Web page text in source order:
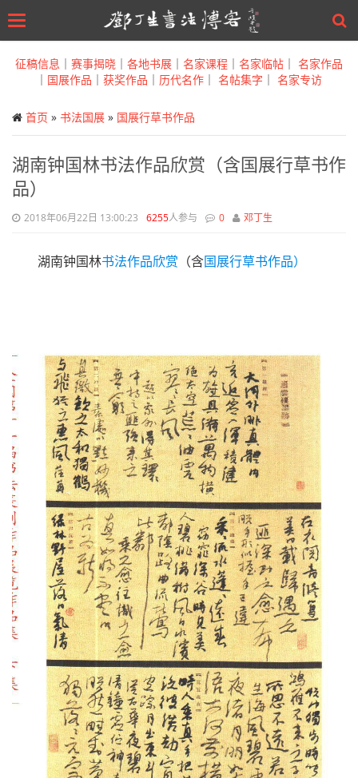
to
Toggle
征稿信息 ｜ 赛事揭晓 ｜ 各地书展 ｜ 名家课程 ｜ 名家临帖 ｜ 名家作品
｜ 国展作品 ｜ 获奖作品 ｜ 历代名作 ｜ 名帖集字 ｜ 名家专访
首页 » 书法国展 » 国展行草书作品
湖南钟国林书法作品欣赏（含国展行草书作
品）
2018年06月22日 13:00:23 6255人参与 0 邓丁生
湖南钟国林书法作品欣赏 （含国展行草书作品）